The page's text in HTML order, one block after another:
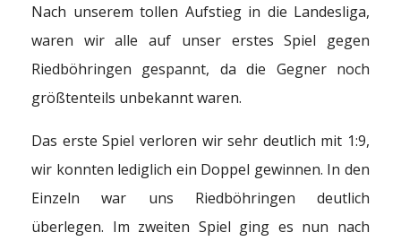
Nach unserem tollen Aufstieg in die Landesliga,
waren wir alle auf unser erstes Spiel gegen
Riedböhringen gespannt, da die Gegner noch
größtenteils unbekannt waren.
Das erste Spiel verloren wir sehr deutlich mit 1:9,
wir konnten lediglich ein Doppel gewinnen. In den
Einzeln war uns Riedböhringen deutlich
überlegen. Im zweiten Spiel ging es nun nach